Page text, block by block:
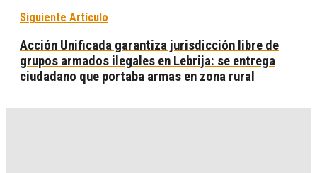
Siguiente Artículo
Acción Unificada garantiza jurisdicción libre de
grupos armados ilegales en Lebrija: se entrega
ciudadano que portaba armas en zona rural